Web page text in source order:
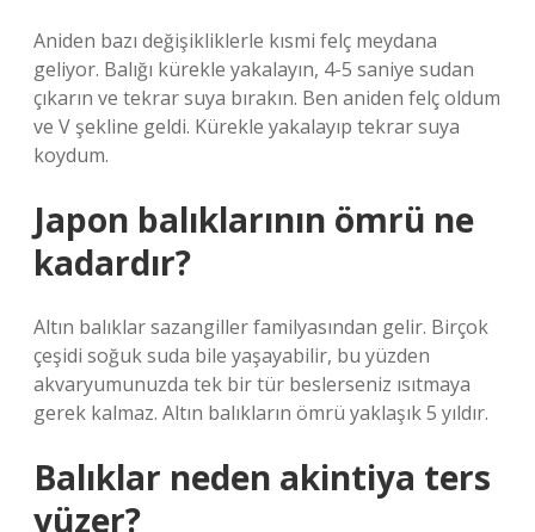
Aniden bazı değişikliklerle kısmi felç meydana
geliyor. Balığı kürekle yakalayın, 4-5 saniye sudan
çıkarın ve tekrar suya bırakın. Ben aniden felç oldum
ve V şekline geldi. Kürekle yakalayıp tekrar suya
koydum.
Japon balıklarının ömrü ne
kadardır?
Altın balıklar sazangiller familyasından gelir. Birçok
çeşidi soğuk suda bile yaşayabilir, bu yüzden
akvaryumunuzda tek bir tür beslerseniz ısıtmaya
gerek kalmaz. Altın balıkların ömrü yaklaşık 5 yıldır.
Balıklar neden akintiya ters
yüzer?